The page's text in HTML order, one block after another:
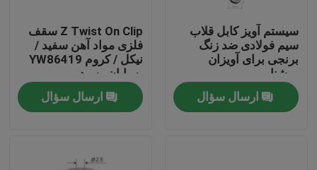
سیستم آویز کابل قلاب
سیم فولادی ضد زنگ
برنجی برای آویزان
روشنایی
ارسال سؤال
Z Twist On Clip سقف
فلزی مواد آهن سفید /
نیکل / کروم YW86419
به پایان رسید
ارسال سؤال